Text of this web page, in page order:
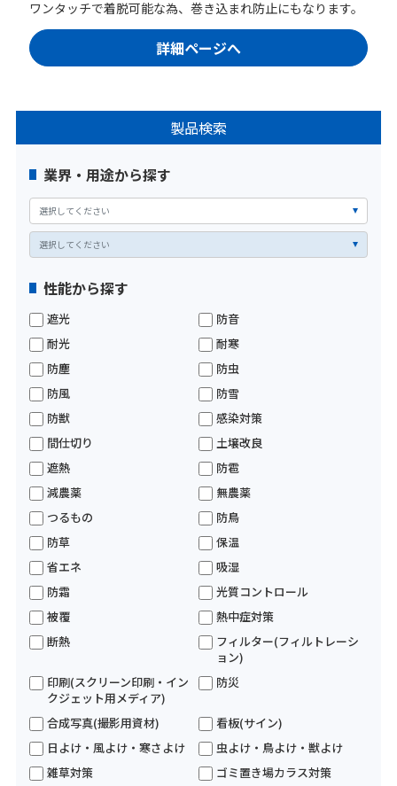
ワンタッチで着脱可能な為、巻き込まれ防止にもなります。
詳細ページへ
製品検索
業界・用途から探す
性能から探す
遮光
防音
耐光
耐寒
防塵
防虫
防風
防雪
防獣
感染対策
間仕切り
土壌改良
遮熱
防雹
減農薬
無農薬
つるもの
防鳥
防草
保温
省エネ
吸湿
防霜
光質コントロール
被覆
熱中症対策
断熱
フィルター(フィルトレーシ
ョン)
印刷(スクリーン印刷・イン
クジェット用メディア)
防災
合成写真(撮影用資材)
看板(サイン)
日よけ・風よけ・寒さよけ
虫よけ・鳥よけ・獣よけ
雑草対策
ゴミ置き場カラス対策